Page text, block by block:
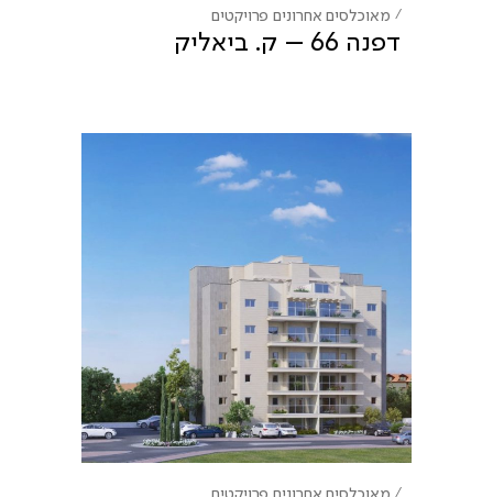
מאוכלסים אחרונים פרויקטים
דפנה 66 – ק. ביאליק
מאוכלסים אחרונים פרויקטים